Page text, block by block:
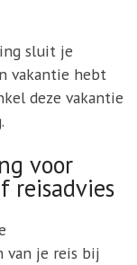
sluit je
vakantie hebt
deze vakantie
voor
reisadvies
van je reis bij